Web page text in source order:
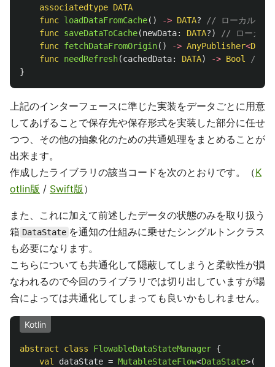
associatedtype DATA
func loadDataFromCache() -> DATA?
// ローカルキャ
func saveDataToCache(newData: DATA?)
// ローカル
func fetchDataFromOrigin() -> AnyPublisher<DATA
func needRefresh(cachedData: DATA) -> Bool
// ロ
}
上記のインターフェースに準じた実装をデータごとに用意
してあげることで保存先や保存形式を実装した部分に任せ
つつ、その他の抽象化のための共通処理をまとめることが
出来ます。
作成したライブラリの該当コードを次のとおりです。（K
otlin版 / Swift版 ）
また、これに加えて前述したデータの状態のみを取り扱う
箱 DataState を通知の仕組みに乗せたシングルトンクラス
も必要になります。
こちらについても共通化して隠蔽してしまうと柔軟性が損
なわれるので今回のライブラリでは切り出していますが場
合によっては共通化してしまっても良いかもしれません。
Kotlin
abstract class FlowableDataStateManager {
val
dataState = MutableStateFlow<DataState>(